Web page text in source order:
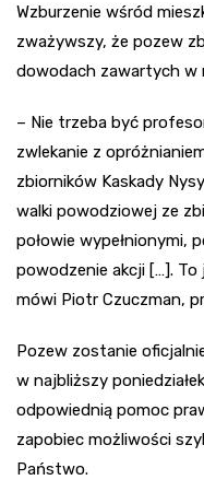
Wzburzenie wśród
zważywszy, że pozew
dowodach zawartych w
– Nie trzeba być
zwlekanie z
zbiorników Kaskady
walki powodziowej ze
połowie wypełnionymi,
powodzenie akcji […].
mówi Piotr Czuczman,
Pozew zostanie
w najbliższy
odpowiednią pomoc
zapobiec możliwości
Państwo.